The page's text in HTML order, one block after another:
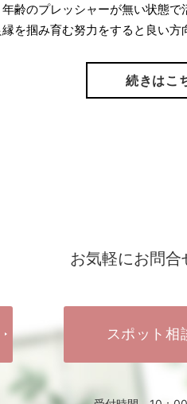
齢のプレッシャーが無い状態で
を掴み育む努力をすると良い方
続きはこ
お気軽にお問合
スポット相